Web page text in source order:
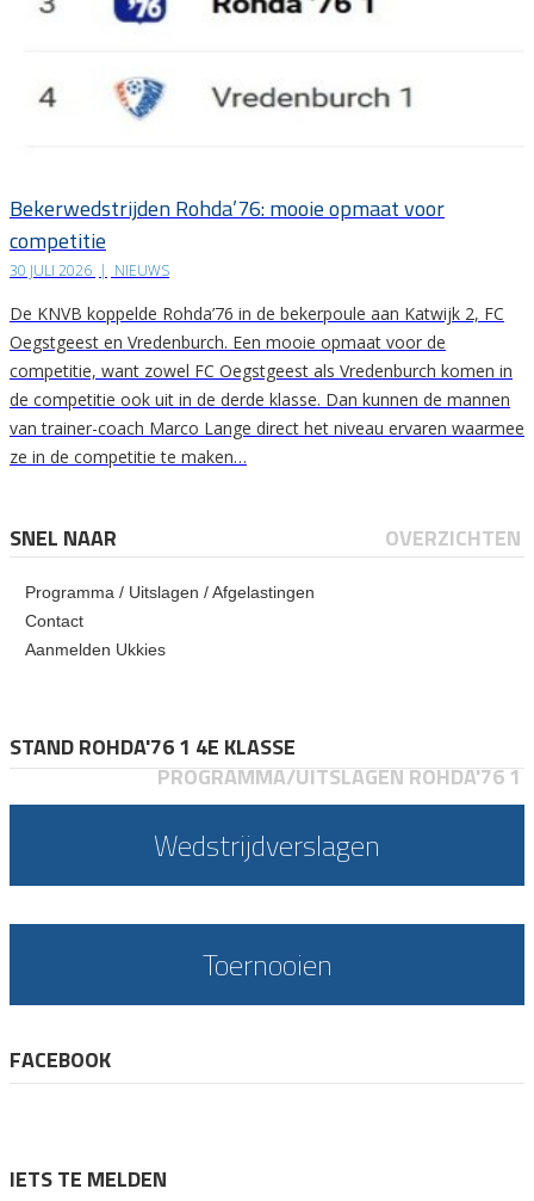
Bekerwedstrijden Rohda’76: mooie opmaat voor
competitie
30 JULI 2026 | NIEUWS
De KNVB koppelde Rohda’76 in de bekerpoule aan Katwijk 2, FC
Oegstgeest en Vredenburch. Een mooie opmaat voor de
competitie, want zowel FC Oegstgeest als Vredenburch komen in
de competitie ook uit in de derde klasse. Dan kunnen de mannen
van trainer-coach Marco Lange direct het niveau ervaren waarmee
ze in de competitie te maken…
SNEL NAAR OVERZICHTEN
Programma / Uitslagen / Afgelastingen
Contact
Aanmelden Ukkies
STAND ROHDA'76 1 4E KLASSE
PROGRAMMA/UITSLAGEN ROHDA'76 1
Wedstrijdverslagen
Toernooien
FACEBOOK
IETS TE MELDEN